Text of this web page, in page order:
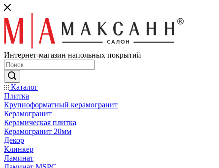
Интернет-магазин напольных покрытий
Каталог
Плитка
Крупноформатный керамогранит
Керамогранит
Керамическая плитка
Керамогранит 20мм
Декор
Клинкер
Ламинат